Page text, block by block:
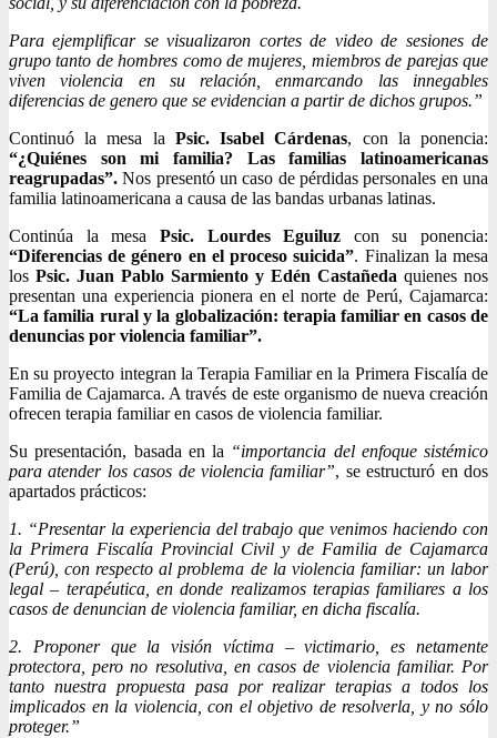
Para ejemplificar se visualizaron cortes de video de sesiones de
grupo tanto de hombres como de mujeres, miembros de parejas que
viven violencia en su relación, enmarcando las innegables
diferencias de genero que se evidencian a partir de dichos grupos.”
Continuó la mesa la Psic. Isabel Cárdenas, con la ponencia:
“¿Quiénes son mi familia?
Las familias latinoamericanas
reagrupadas”. Nos presentó un caso de pérdidas personales en una
familia latinoamericana a causa de las bandas urbanas latinas.
Continúa la mesa Psic. Lourdes Eguiluz con su ponencia:
“Diferencias de género en el proceso suicida”. Finalizan la mesa
los Psic. Juan Pablo Sarmiento y Edén Castañeda quienes nos
presentan una experiencia pionera en el norte de Perú, Cajamarca:
“La familia rural y la globalización: terapia familiar en casos de
denuncias por violencia familiar”.
En su proyecto integran la Terapia Familiar en la Primera Fiscalía de
Familia de Cajamarca. A través de este organismo de nueva creación
ofrecen terapia familiar en casos de violencia familiar.
Su presentación, basada en la “importancia del enfoque sistémico
para atender los casos de violencia familiar”, se estructuró en dos
apartados prácticos:
1. “Presentar la experiencia del trabajo que venimos haciendo con
la Primera Fiscalía Provincial Civil y de Familia de Cajamarca
(Perú), con respecto al problema de la violencia familiar: un labor
legal – terapéutica, en donde realizamos terapias familiares a los
casos de denuncian de violencia familiar, en dicha fiscalía.
2. Proponer que la visión víctima – victimario, es netamente
protectora, pero no resolutiva, en casos de violencia familiar. Por
tanto nuestra propuesta pasa por realizar terapias a todos los
implicados en la violencia, con el objetivo de resolverla, y no sólo
proteger.”